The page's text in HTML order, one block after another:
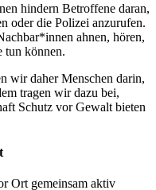
hindern Betroffene daran,
oder die Polizei anzurufen.
ahnen, hören,
tun können.
wir daher Menschen darin,
tragen wir dazu bei,
Schutz vor Gewalt bieten
Ort gemeinsam aktiv